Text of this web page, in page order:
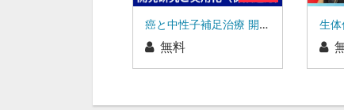
癌と中性子補足治療 開発研究と実用化（保険適応）
無料